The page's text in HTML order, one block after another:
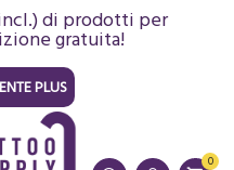
di prodotti per
gratuita!
PLUS
0